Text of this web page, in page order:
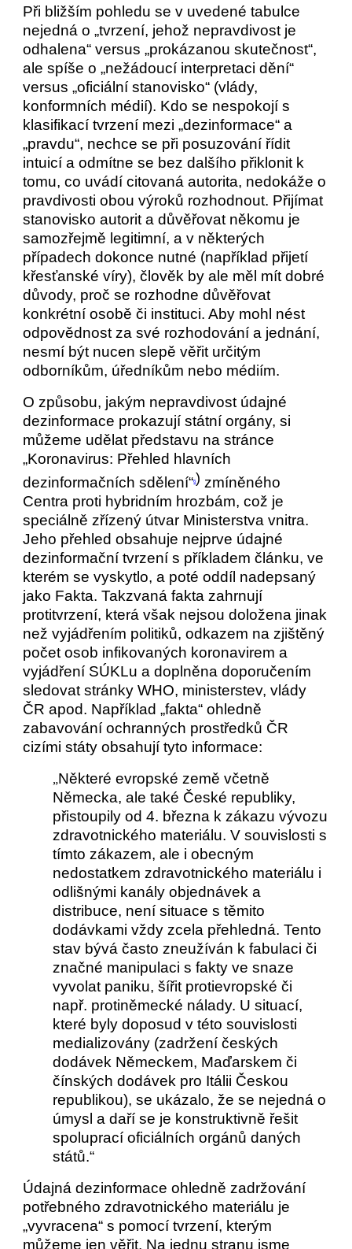
Při bližším pohledu se v uvedené tabulce
nejedná o „tvrzení, jehož nepravdivost je
odhalena“ versus „prokázanou skutečnost“,
ale spíše o „nežádoucí interpretaci dění“
versus „oficiální stanovisko“ (vlády,
konformních médií). Kdo se nespokojí s
klasifikací tvrzení mezi „dezinformace“ a
„pravdu“, nechce se při posuzování řídit
intuicí a odmítne se bez dalšího přiklonit k
tomu, co uvádí citovaná autorita, nedokáže o
pravdivosti obou výroků rozhodnout. Přijímat
stanovisko autorit a důvěřovat někomu je
samozřejmě legitimní, a v některých
případech dokonce nutné (například přijetí
křesťanské víry), člověk by ale měl mít dobré
důvody, proč se rozhodne důvěřovat
konkrétní osobě či instituci. Aby mohl nést
odpovědnost za své rozhodování a jednání,
nesmí být nucen slepě věřit určitým
odborníkům, úředníkům nebo médiím.
O způsobu, jakým nepravdivost údajné
dezinformace prokazují státní orgány, si
můžeme udělat představu na stránce
„Koronavirus: Přehled hlavních
dezinformačních sdělení“6) zmíněného
Centra proti hybridním hrozbám, což je
speciálně zřízený útvar Ministerstva vnitra.
Jeho přehled obsahuje nejprve údajné
dezinformační tvrzení s příkladem článku, ve
kterém se vyskytlo, a poté oddíl nadepsaný
jako Fakta. Takzvaná fakta zahrnují
protitvrzení, která však nejsou doložena jinak
než vyjádřením politiků, odkazem na zjištěný
počet osob infikovaných koronavirem a
vyjádření SÚKLu a doplněna doporučením
sledovat stránky WHO, ministerstev, vlády
ČR apod. Například „fakta“ ohledně
zabavování ochranných prostředků ČR
cizími státy obsahují tyto informace:
„Některé evropské země včetně
Německa, ale také České republiky,
přistoupily od 4. března k zákazu vývozu
zdravotnického materiálu. V souvislosti s
tímto zákazem, ale i obecným
nedostatkem zdravotnického materiálu i
odlišnými kanály objednávek a
distribuce, není situace s těmito
dodávkami vždy zcela přehledná. Tento
stav bývá často zneužíván k fabulaci či
značné manipulaci s fakty ve snaze
vyvolat paniku, šířit protievropské či
např. protiněmecké nálady. U situací,
které byly doposud v této souvislosti
medializovány (zadržení českých
dodávek Německem, Maďarskem či
čínských dodávek pro Itálii Českou
republikou), se ukázalo, že se nejedná o
úmysl a daří se je konstruktivně řešit
spoluprací oficiálních orgánů daných
států.“
Údajná dezinformace ohledně zadržování
potřebného zdravotnického materiálu je
„vyvracena“ s pomocí tvrzení, kterým
můžeme jen věřit. Na jednu stranu jsme